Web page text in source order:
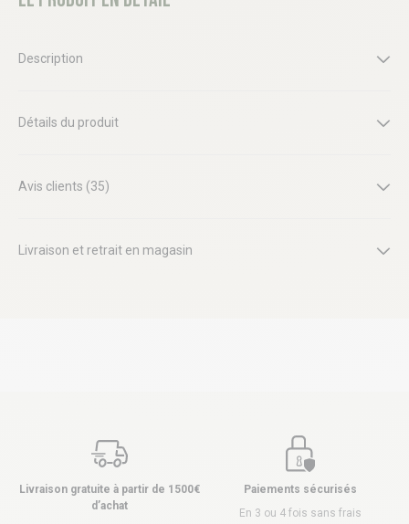
Description
Détails du produit
Avis clients (35)
Livraison et retrait en magasin
Livraison gratuite à partir de 1500€
d’achat
Paiements sécurisés
En 3 ou 4 fois sans frais